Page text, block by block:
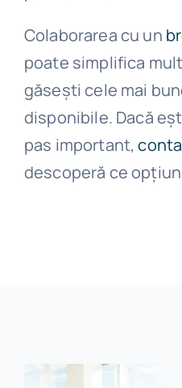
Colaborarea cu un
poate simplifica
găsești cele mai
disponibile. Dacă
pas important,
descoperă ce